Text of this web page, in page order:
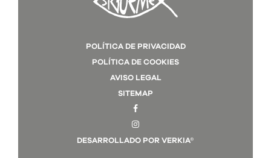
POLÍTICA DE PRIVACIDAD
POLÍTICA DE COOKIES
AVISO LEGAL
SITEMAP
DESARROLLADO POR VERKIA®